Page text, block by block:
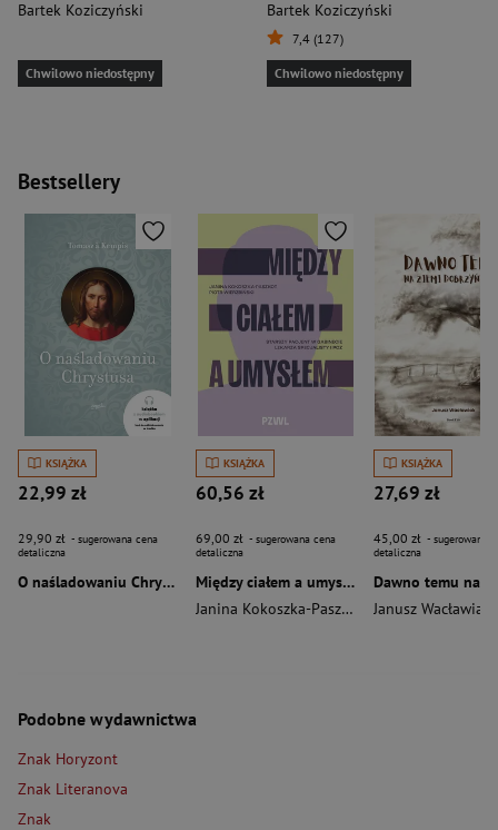
Bartek Koziczyński
Chwilowo niedostępny
Bartek Koziczyński
7,4 (127)
Chwilowo niedostępny
Bestsellery
KSIĄŻKA
22,99 zł
29,90 zł - sugerowana cena
detaliczna
O naśladowaniu Chrystusa wyd. 2026
KSIĄŻKA
60,56 zł
69,00 zł - sugerowana cena
detaliczna
Między ciałem a umysłem
Janina Kokoszka-Paszkot
Piotr Wierzbiński
KSIĄŻKA
27,69 zł
45,00 zł - sugerowana
detaliczna
Janusz Wacławiak
Podobne wydawnictwa
Znak Horyzont
Znak Literanova
Znak